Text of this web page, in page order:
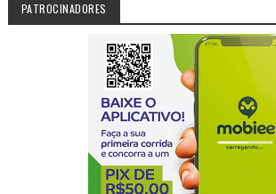
PATROCINADORES